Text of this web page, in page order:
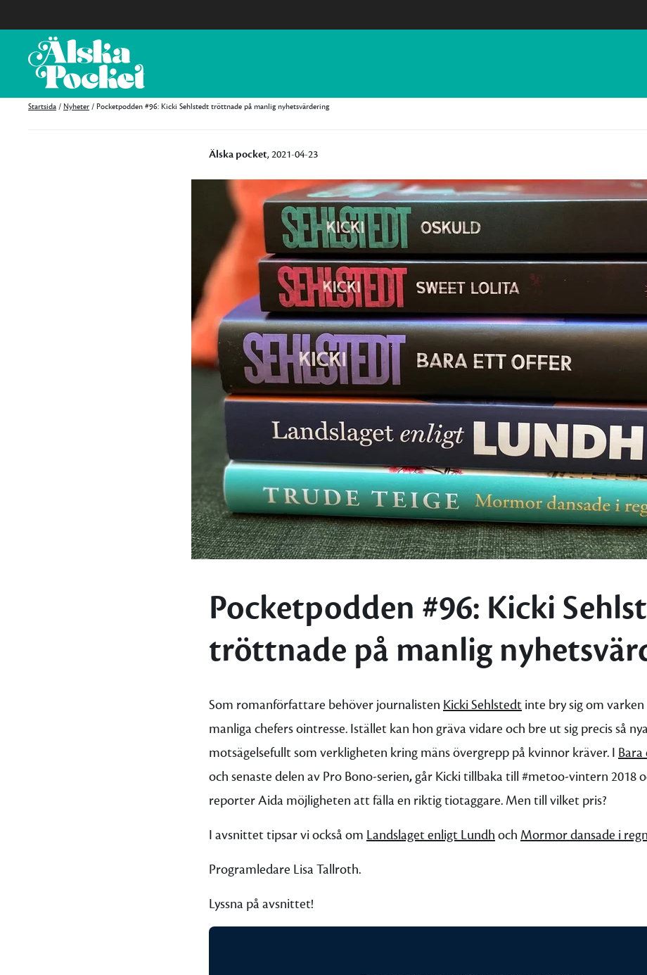
Startsida / Nyheter / Pocketpodden #96: Kicki Sehlstedt tröttnade på manlig nyhetsvärdering
Älska pocket, 2021-04-23
Pocketpodden #96: Kicki
tröttnade på manlig
Som romanförfattare behöver journalisten Kicki Sehlstedt inte bry sig om
manliga chefers ointresse. Istället kan hon gräva vidare och bre ut sig precis så
motsägelsefullt som verkligheten kring mäns övergrepp på kvinnor kräver. I
och senaste delen av Pro Bono-serien,går Kicki tillbaka till #metoo-vintern 2018
reporter Aida möjligheten att fälla en riktig tiotaggare. Men till vilket pris?
I avsnittet tipsar vi också om Landslaget enligt Lundh och Mormor dansade i
Programledare Lisa Tallroth.
Lyssna på avsnittet!